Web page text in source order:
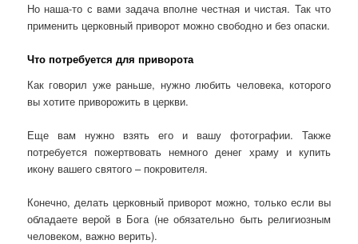
Но наша-то с вами задача вполне честная и чистая. Так что
применить церковный приворот можно свободно и без опаски.
Что потребуется для приворота
Как говорил уже раньше, нужно любить человека, которого
вы хотите приворожить в церкви.
Еще вам нужно взять его и вашу фотографии. Также
потребуется пожертвовать немного денег храму и купить
икону вашего святого – покровителя.
Конечно, делать церковный приворот можно, только если вы
обладаете верой в Бога (не обязательно быть религиозным
человеком, важно верить).